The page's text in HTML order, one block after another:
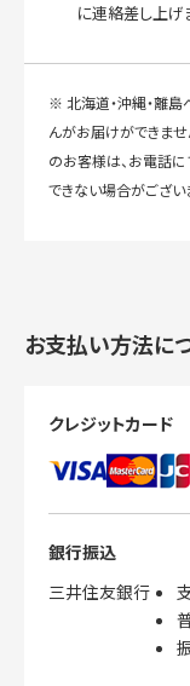
に連絡差し上げ
※ 北海道・沖縄・離島
んがお届けができま
のお客様は、お電話
できない場合がござい
お支払い方法に
クレジットカード
銀行振込
三井住友銀行